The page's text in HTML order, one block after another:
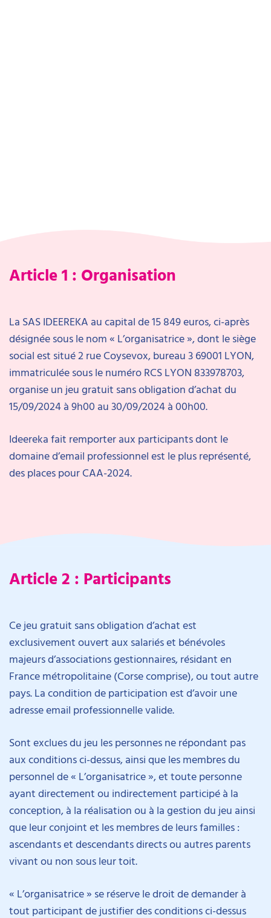
Article 1 : Organisation
La SAS IDEEREKA au capital de 15 849 euros, ci-après
désignée sous le nom « L’organisatrice », dont le siège
social est situé 2 rue Coysevox, bureau 3 69001 LYON,
immatriculée sous le numéro RCS LYON 833978703,
organise un jeu gratuit sans obligation d’achat du
15/09/2024 à 9h00 au 30/09/2024 à 00h00.
Ideereka fait remporter aux participants dont le
domaine d’email professionnel est le plus représenté,
des places pour CAA-2024.
Article 2 : Participants
Ce jeu gratuit sans obligation d’achat est
exclusivement ouvert aux salariés et bénévoles
majeurs d’associations gestionnaires, résidant en
France métropolitaine (Corse comprise), ou tout autre
pays. La condition de participation est d’avoir une
adresse email professionnelle valide.
Sont exclues du jeu les personnes ne répondant pas
aux conditions ci-dessus, ainsi que les membres du
personnel de « L’organisatrice », et toute personne
ayant directement ou indirectement participé à la
conception, à la réalisation ou à la gestion du jeu ainsi
que leur conjoint et les membres de leurs familles :
ascendants et descendants directs ou autres parents
vivant ou non sous leur toit.
« L’organisatrice » se réserve le droit de demander à
tout participant de justifier des conditions ci-dessus